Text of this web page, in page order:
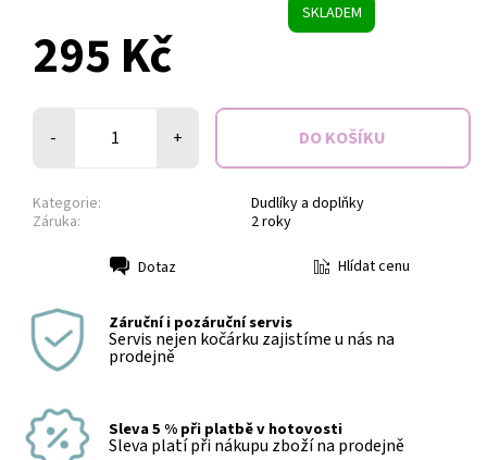
SKLADEM
295 Kč
- +
Kategorie:
Dudlíky a doplňky
Záruka:
2 roky
Dotaz Hlídat cenu
Záruční i pozáruční servis
Servis nejen kočárku zajistíme u nás na
prodejně
Sleva 5 % při platbě v hotovosti
Sleva platí při nákupu zboží na prodejně